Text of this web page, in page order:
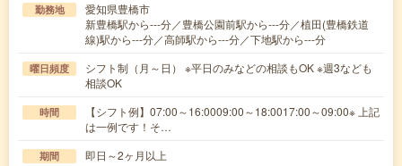
勤務地
愛知県豊橋市
新豊橋駅から---分／豊橋公園前駅から---分／植田(豊橋鉄道
線)駅から---分／高師駅から---分／下地駅から---分
曜日頻度
シフト制（月～日） ※平日のみなどの相談もOK ※週3なども
相談OK
時間
【シフト例】07:00～16:0009:00～18:0017:00～09:00※ 上記
は一例です！そ…
期間 即日～2ヶ月以上